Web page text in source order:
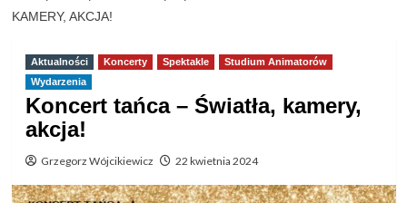
KAMERY, AKCJA!
Aktualności Koncerty Spektakle
Studium Animatorów
Wydarzenia
Koncert tańca – Światła, kamery,
akcja!
Grzegorz Wójcikiewicz 22 kwietnia 2024